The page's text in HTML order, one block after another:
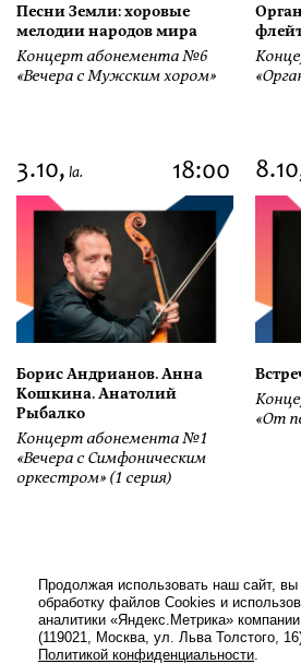
Песни Земли: хоровые
мелодии народов мира
Концерт абонемента №6
«Вечера с Мужским хором»
3.10, la. 18:00
Борис Андрианов. Анна
Кошкина. Анатолий
Рыбалко
Концерт абонемента №1
«Вечера с Симфоническим
оркестром» (1 серия)
«От
Продолжая использовать наш сайт, вы
обработку файлов Cookies и
аналитики «Яндекс.Метрика»
(119021, Москва, ул. Льва Толстого,
Политикой конфиденциальности.